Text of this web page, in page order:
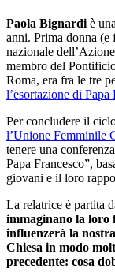
Paola Bignardi è
anni. Prima donna (e
nazionale
membro del
Roma, era fra le tre
l’esortazione di Papa
Per concludere il
l’Unione Femminile
tenere una
Papa Francesco”,
giovani e il loro
La relatrice è partita
immaginano la loro
influenzerà la
Chiesa in modo
precedente: cosa